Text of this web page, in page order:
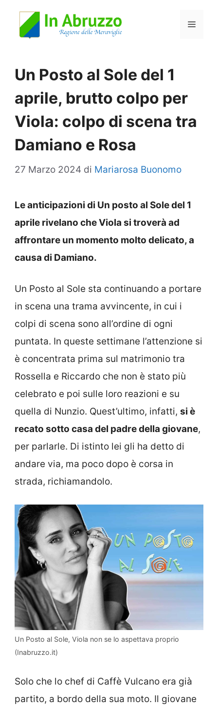
Menu
Un Posto al Sole del 1
aprile, brutto colpo per
Viola: colpo di scena tra
Damiano e Rosa
27 Marzo 2024 di Mariarosa Buonomo
Le anticipazioni di Un posto al Sole del 1
aprile rivelano che Viola si troverà ad
affrontare un momento molto delicato, a
causa di Damiano.
Un Posto al Sole sta continuando a portare
in scena una trama avvincente, in cui i
colpi di scena sono all’ordine di ogni
puntata. In queste settimane l’attenzione si
è concentrata prima sul matrimonio tra
Rossella e Riccardo che non è stato più
celebrato e poi sulle loro reazioni e su
quella di Nunzio. Quest’ultimo, infatti, si è
recato sotto casa del padre della giovane,
per parlarle. Di istinto lei gli ha detto di
andare via, ma poco dopo è corsa in
strada, richiamandolo.
Un Posto al Sole, Viola non se lo aspettava proprio
(Inabruzzo.it)
Solo che lo chef di Caffè Vulcano era già
partito, a bordo della sua moto. Il giovane